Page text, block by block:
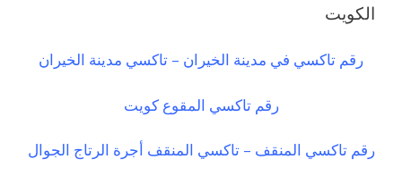
الكويت
رقم تاكسي في مدينة الخيران – تاكسي مدينة الخيران
رقم تاكسي المقوع كويت
رقم تاكسي المنقف – تاكسي المنقف أجرة الرتاج الجوال